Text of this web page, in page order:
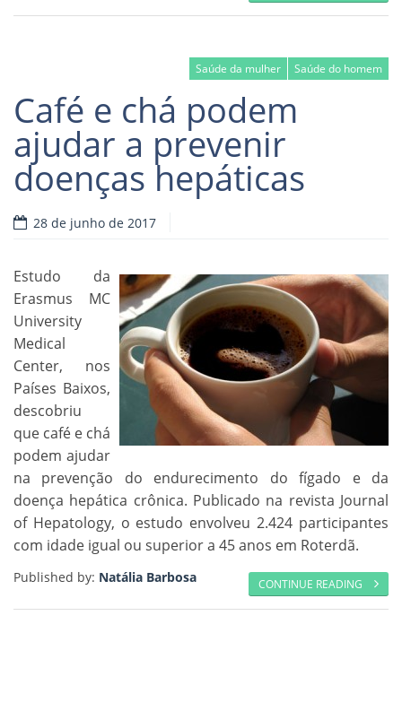
Saúde da mulher Saúde do homem
Café e chá podem
ajudar a prevenir
doenças hepáticas
28 de junho de 2017
Estudo da
Erasmus MC
University
Medical
Center, nos
Países Baixos,
descobriu
que café e chá
podem ajudar
na prevenção do endurecimento do fígado e da
doença hepática crônica. Publicado na revista Journal
of Hepatology, o estudo envolveu 2.424 participantes
com idade igual ou superior a 45 anos em Roterdã.
CONTINUE READING
Published by: Natália Barbosa